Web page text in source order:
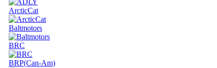
ArcticCat
Baltmotors
BRC
BRP(Can-Am)